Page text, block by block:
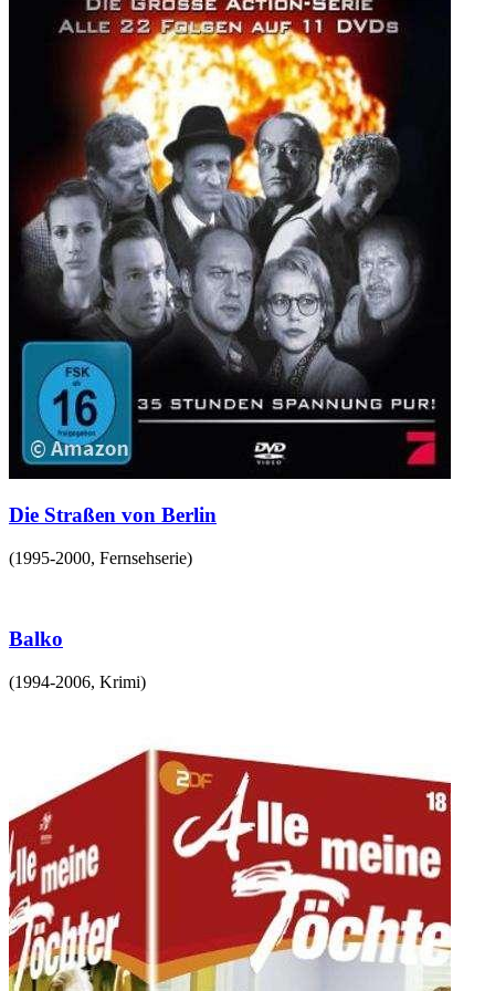
Die Straßen von Berlin
(1995-2000, Fernsehserie)
Balko
(1994-2006, Krimi)